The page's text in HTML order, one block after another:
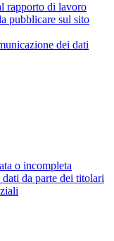
rapporto di lavoro
pubblicare sul sito
dei dati
o incompleta
da parte dei titolari